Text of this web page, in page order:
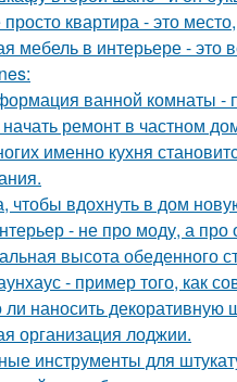
квартира - это
мебель в интерьере - это
ванной комнаты -
ремонт в частном
именно кухня
чтобы вдохнуть в дом
- не про моду, а
высота обеденного
- пример того, как
наносить декоративную
организация лоджии.
инструменты для